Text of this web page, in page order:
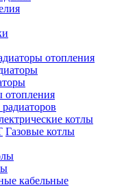
отопления
отопления
котлы
Газовые котлы
кабельные